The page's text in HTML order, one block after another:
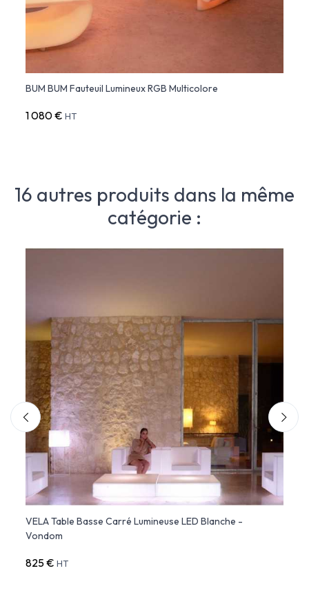
BUM BUM Fauteuil Lumineux RGB Multicolore
1 080 € HT
16 autres produits dans la même
catégorie :
VELA Table Basse Carré Lumineuse LED Blanche -
Vondom
825 € HT